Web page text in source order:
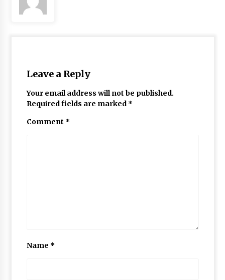
Leave a Reply
Your email address will not be published.
Required fields are marked *
Comment *
Name *